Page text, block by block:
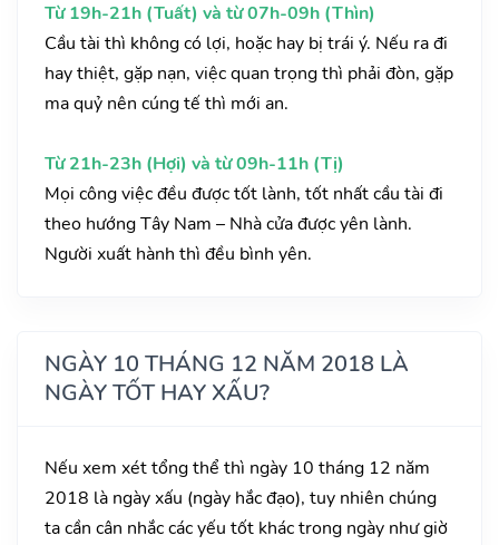
Từ 19h-21h (Tuất) và từ 07h-09h (Thìn)
Cầu tài thì không có lợi, hoặc hay bị trái ý. Nếu ra đi
hay thiệt, gặp nạn, việc quan trọng thì phải đòn, gặp
ma quỷ nên cúng tế thì mới an.
Từ 21h-23h (Hợi) và từ 09h-11h (Tị)
Mọi công việc đều được tốt lành, tốt nhất cầu tài đi
theo hướng Tây Nam – Nhà cửa được yên lành.
Người xuất hành thì đều bình yên.
NGÀY 10 THÁNG 12 NĂM 2018 LÀ
NGÀY TỐT HAY XẤU?
Nếu xem xét tổng thể thì ngày 10 tháng 12 năm
2018 là ngày xấu (ngày hắc đạo), tuy nhiên chúng
ta cần cân nhắc các yếu tốt khác trong ngày như giờ